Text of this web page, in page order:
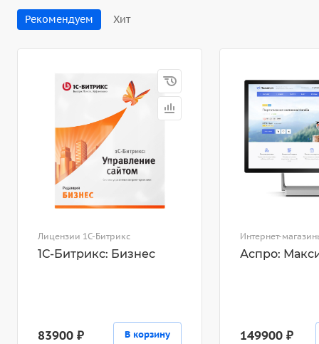
Рекомендуем Хит
Лицензии 1С-Битрикс
1С-Битрикс: Бизнес
83900 ₽ В корзину
Интернет-
Аспро:
149900 ₽